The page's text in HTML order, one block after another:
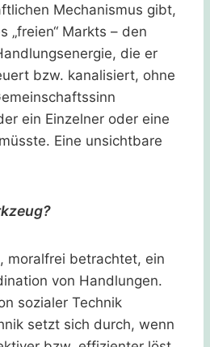
Mechanismus gibt,
„freien“ Markts – den
die er
bzw. kanalisiert, ohne
ein Einzelner oder eine
Eine unsichtbare
moralfrei betrachtet, ein
von Handlungen.
sozialer Technik
setzt sich durch, wenn